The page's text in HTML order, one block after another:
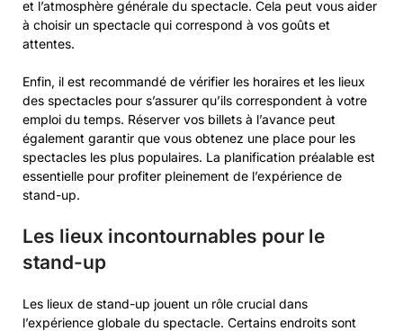
et l’atmosphère générale du spectacle. Cela peut vous aider
à choisir un spectacle qui correspond à vos goûts et
attentes.
Enfin, il est recommandé de vérifier les horaires et les lieux
des spectacles pour s’assurer qu’ils correspondent à votre
emploi du temps. Réserver vos billets à l’avance peut
également garantir que vous obtenez une place pour les
spectacles les plus populaires. La planification préalable est
essentielle pour profiter pleinement de l’expérience de
stand-up.
Les lieux incontournables pour le
stand-up
Les lieux de stand-up jouent un rôle crucial dans
l’expérience globale du spectacle. Certains endroits sont